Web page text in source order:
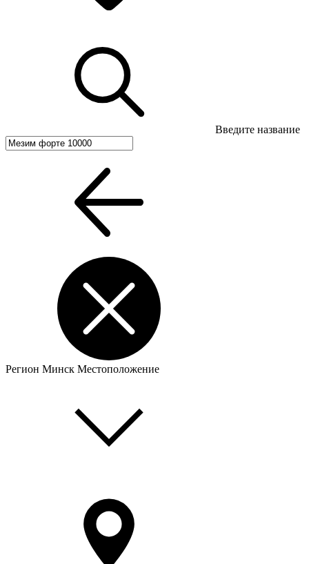
Введите название
Регион Минск Местоположение